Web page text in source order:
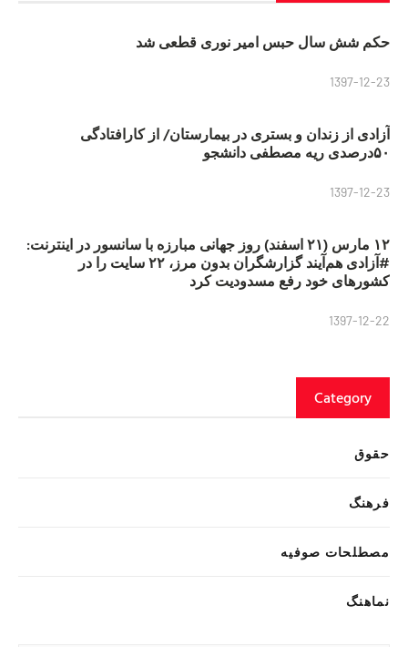
حکم شش سال حبس امیر نوری قطعی شد
1397-12-23
آزادی از زندان و بستری در بیمارستان/ از کارافتادگی
۵۰درصدی ریه مصطفی دانشجو
1397-12-23
۱۲ مارس (۲۱ اسفند) روز جهانی مبارزه با سانسور در اینترنت:
#آزادی هم‌آیند گزارشگران‌ بدون مرز، ۲۲ سایت را در
کشورهای خود رفع مسدودیت کرد
1397-12-22
Category
حقوق
فرهنگ
مصطلحات صوفیه
نماهنگ